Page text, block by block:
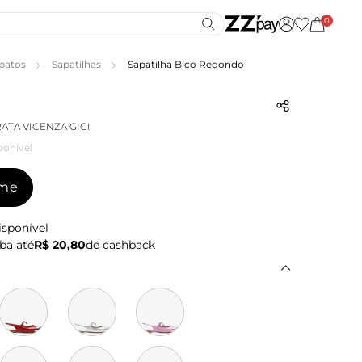
0
Sapatilhas Sapatilha Bico Redondo
VICENZA GIGI
atéR$ 20,80de cashback